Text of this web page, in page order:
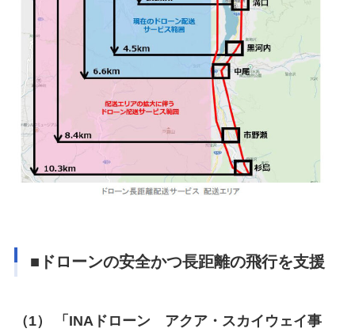
■ドローンの安全かつ長距離の飛行を支援
（1） 「INAドローン アクア・スカイウェイ事